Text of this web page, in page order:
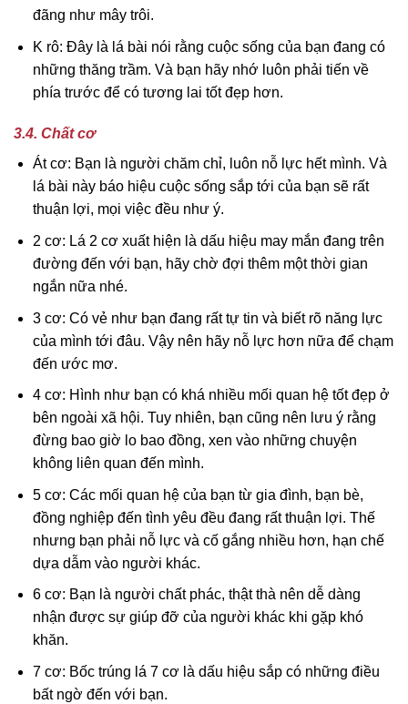
đãng như mây trôi.
K rô: Đây là lá bài nói rằng cuộc sống của bạn đang có
những thăng trầm. Và bạn hãy nhớ luôn phải tiến về
phía trước để có tương lai tốt đẹp hơn.
3.4. Chất cơ
Át cơ: Bạn là người chăm chỉ, luôn nỗ lực hết mình. Và
lá bài này báo hiệu cuộc sống sắp tới của bạn sẽ rất
thuận lợi, mọi việc đều như ý.
2 cơ: Lá 2 cơ xuất hiện là dấu hiệu may mắn đang trên
đường đến với bạn, hãy chờ đợi thêm một thời gian
ngắn nữa nhé.
3 cơ: Có vẻ như bạn đang rất tự tin và biết rõ năng lực
của mình tới đâu. Vậy nên hãy nỗ lực hơn nữa để chạm
đến ước mơ.
4 cơ: Hình như bạn có khá nhiều mối quan hệ tốt đẹp ở
bên ngoài xã hội. Tuy nhiên, bạn cũng nên lưu ý rằng
đừng bao giờ lo bao đồng, xen vào những chuyện
không liên quan đến mình.
5 cơ: Các mối quan hệ của bạn từ gia đình, bạn bè,
đồng nghiệp đến tình yêu đều đang rất thuận lợi. Thế
nhưng bạn phải nỗ lực và cố gắng nhiều hơn, hạn chế
dựa dẫm vào người khác.
6 cơ: Bạn là người chất phác, thật thà nên dễ dàng
nhận được sự giúp đỡ của người khác khi gặp khó
khăn.
7 cơ: Bốc trúng lá 7 cơ là dấu hiệu sắp có những điều
bất ngờ đến với bạn.